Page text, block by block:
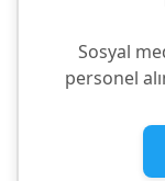
Sosyal
personel